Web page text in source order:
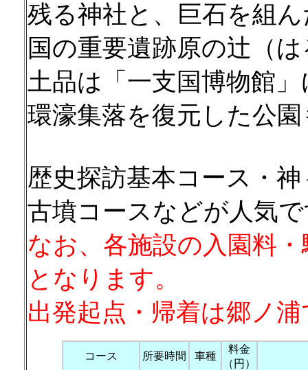
残る神社と、巨石を組
国の重要遺跡原の辻（
土品は「一支国博物館
環濠集落を復元した公
歴史探訪基本コース・
古墳コースなどが人気
なお、各施設の入園料
となります。
出発起点・帰着は郷ノ
コース 所要時間 車種
料金
（円）